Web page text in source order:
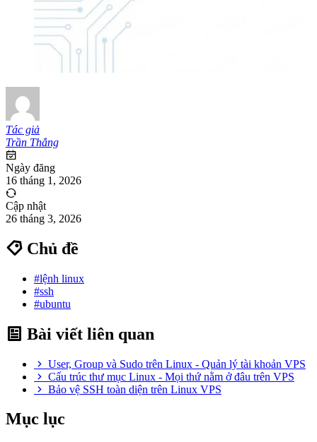
Tác giả
Trần Thắng
Ngày đăng
16 tháng 1, 2026
Cập nhật
26 tháng 3, 2026
Chủ đề
#lệnh linux
#ssh
#ubuntu
Bài viết liên quan
User, Group và Sudo trên Linux - Quản lý tài khoản VPS
Cấu trúc thư mục Linux - Mọi thứ nằm ở đâu trên VPS
Bảo vệ SSH toàn diện trên Linux VPS
Mục lục